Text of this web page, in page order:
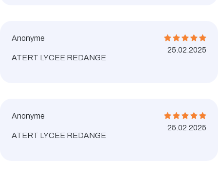
Anonyme
ATERT LYCEE REDANGE
25.02.2025
Anonyme
ATERT LYCEE REDANGE
25.02.2025